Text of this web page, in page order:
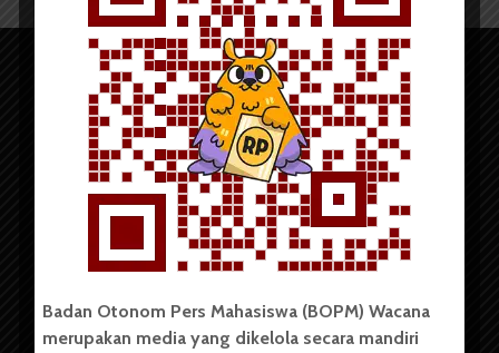
Copyright © 2023. All rights reserved BOPM WACANA.
Badan Otonom Pers Mahasiswa (BOPM) Wacana merupakan
Badan Otonom Pers Mahasiswa (BOPM) Wacana
merupakan media yang dikelola secara mandiri